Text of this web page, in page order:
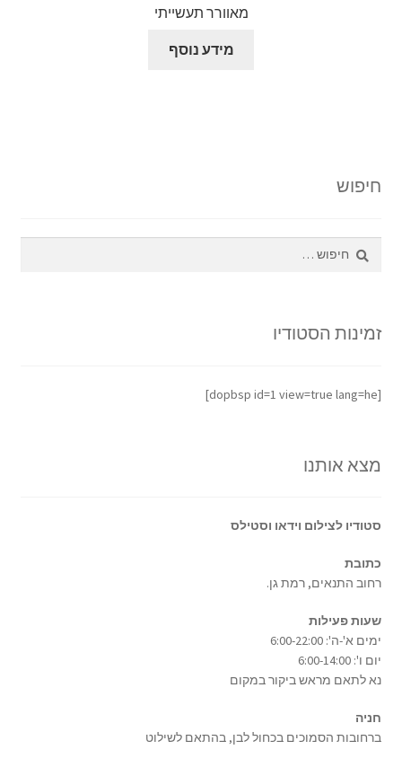
מאוורר תעשייתי
מידע נוסף
חיפוש
חיפוש:
זמינות הסטודיו
[dopbsp id=1 view=true lang=he]
מצא אותנו
סטודיו לצילום וידאו וסטילס
כתובת
רחוב התנאים, רמת גן.
שעות פעילות
ימים א'-ה': 6:00-22:00
יום ו': 6:00-14:00
נא לתאם מראש ביקור במקום
חניה
ברחובות הסמוכים בכחול לבן, בהתאם לשילוט